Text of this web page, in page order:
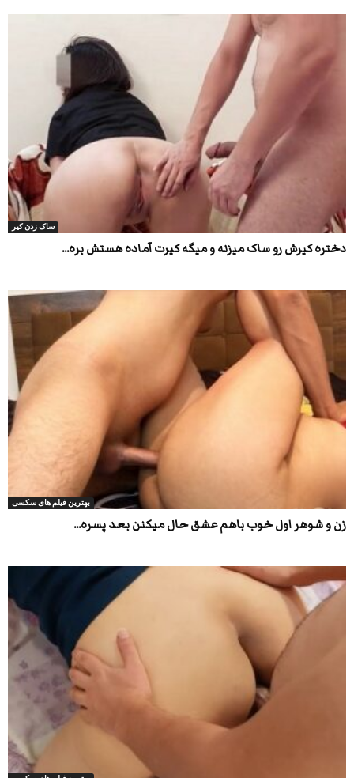
ساک زدن کیر
دختره کیرش رو ساک میزنه و میگه کیرت آماده هستش بره...
بهترین فیلم های سکسی
زن و شوهر اول خوب باهم عشق حال میکنن بعد پسره...